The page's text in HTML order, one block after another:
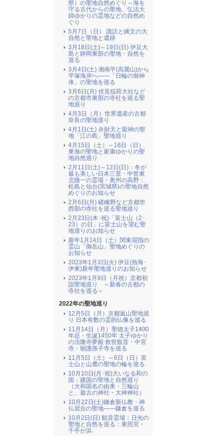
県）の聖地自然めぐり～海を
守る古代からの聖地、弘法大
師ゆかりの霊地などの自然め
ぐり
5月7日（日） 諏訪と縄文の大
自然と聖地と遺跡
3月18日(土)～19日(日) 伊豆大
島と静岡東部の聖地・自然を
巡る
3月4日(土) 湘南平(高麗山)から
平塚海岸へ――「日輪の御神
体」の聖地を巡る
3月6日(月) 伏見稲荷大社など
の京都市東部の寺社を巡る聖
地巡り
4月3日（月）世界遺産の古都
奈良の聖地巡り
4月1日(土) 弁財天と龍神の聖
地「江の島」聖地巡り
4月15日（土）～16日（日）
東海の聖地と家康ゆかりの聖
地自然巡り
2月11日(土)～12日(日)：冬が
最も美しい日本三景・中世東
北随一の霊場・奥州の高野：
松島と仙台(宮城県)の聖地自然
めぐりのお知らせ
2月6日(月) 嵯峨野など京都市
西部の寺社を巡る聖地巡り
2月23日(木･祝)「富士山（2･
23）の日」に富士山を望む聖
地巡りのお知らせ
新年1月14日（土）関東屈指の
霊山「御岳山」聖地めぐりの
お知らせ
2023年1月3日(火) 伊豆(熱海･
伊東)新年聖地巡りのお知らせ
2023年1月9日（月祝）京都初
詣聖地巡り ～新春の古都の
寺社を巡る～
2022年の聖地巡り
12月5日（月）京都嵐山聖地巡
り 日本有数の霊的仏像を巡る
11月14日（月）聖徳太子1400
年忌・生誕1450年 太子ゆかり
の法隆寺夢殿 救世観音・中宮
寺・朝護孫子寺を巡る
11月5日（土）～6日（日）富
士山と山麓の聖地の輪を巡る
10月10日(月･祝)大いなる和の
国：建国の聖地と自然巡り
（大和国名の由来・三輪山
と、最古の神社・大神神社）
10月22日(土)鎌倉新仏教・神
仏習合の聖地――鎌倉を巡る
10月2日(日) 観音霊場：日光の
聖地と自然を巡る：東照宮・
千手が浜